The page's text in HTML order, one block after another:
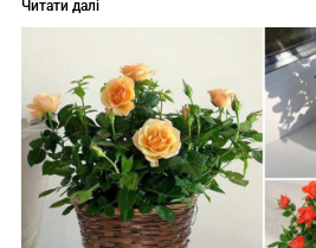
Читати далі